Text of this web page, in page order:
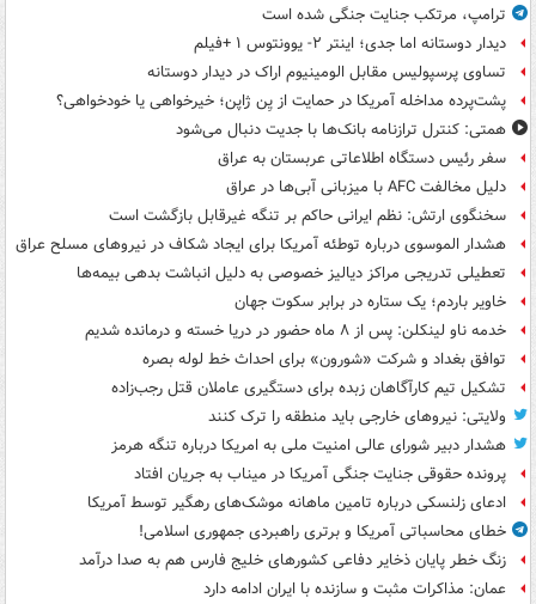
ترامپ، مرتکب جنایت جنگی شده است
دیدار دوستانه اما جدی؛ اینتر ۲- یوونتوس ۱ +فیلم
تساوی پرسپولیس مقابل الومینیوم اراک در دیدار دوستانه
پشت‌پرده مداخله آمریکا در حمایت از یِن ژاپن؛ خیرخواهی یا خودخواهی؟
همتی: کنترل ترازنامه بانک‌ها با جدیت دنبال می‌شود
سفر رئیس دستگاه اطلاعاتی عربستان به عراق
دلیل مخالفت AFC با میزبانی آبی‌ها در عراق
سخنگوی ارتش: نظم ایرانی حاکم بر تنگه غیرقابل بازگشت است
هشدار الموسوی درباره توطئه آمریکا برای ایجاد شکاف در نیروهای مسلح عراق
تعطیلی تدریجی مراکز دیالیز خصوصی به دلیل انباشت بدهی بیمه‌ها
خاویر باردم؛ یک ستاره در برابر سکوت جهان
خدمه ناو لینکلن: پس از ۸ ماه حضور در دریا خسته و درمانده‌ شدیم
توافق بغداد و شرکت «شورون» برای احداث خط لوله بصره
تشکیل تیم کارآگاهان زبده برای دستگیری عاملان قتل رجب‌زاده
ولایتی: نیروهای خارجی باید منطقه را ترک کنند
هشدار دبیر شورای عالی امنیت ملی به امریکا درباره تنگه هرمز
پرونده حقوقی جنایت جنگی آمریکا در میناب به جریان افتاد
ادعای زلنسکی درباره تامین ماهانه موشک‌های رهگیر توسط آمریکا
خطای محاسباتی آمریکا و برتری راهبردی جمهوری اسلامی!
زنگ خطر پایان ذخایر دفاعی کشورهای خلیج فارس هم به صدا درآمد
عمان: مذاکرات مثبت و سازنده با ایران ادامه دارد